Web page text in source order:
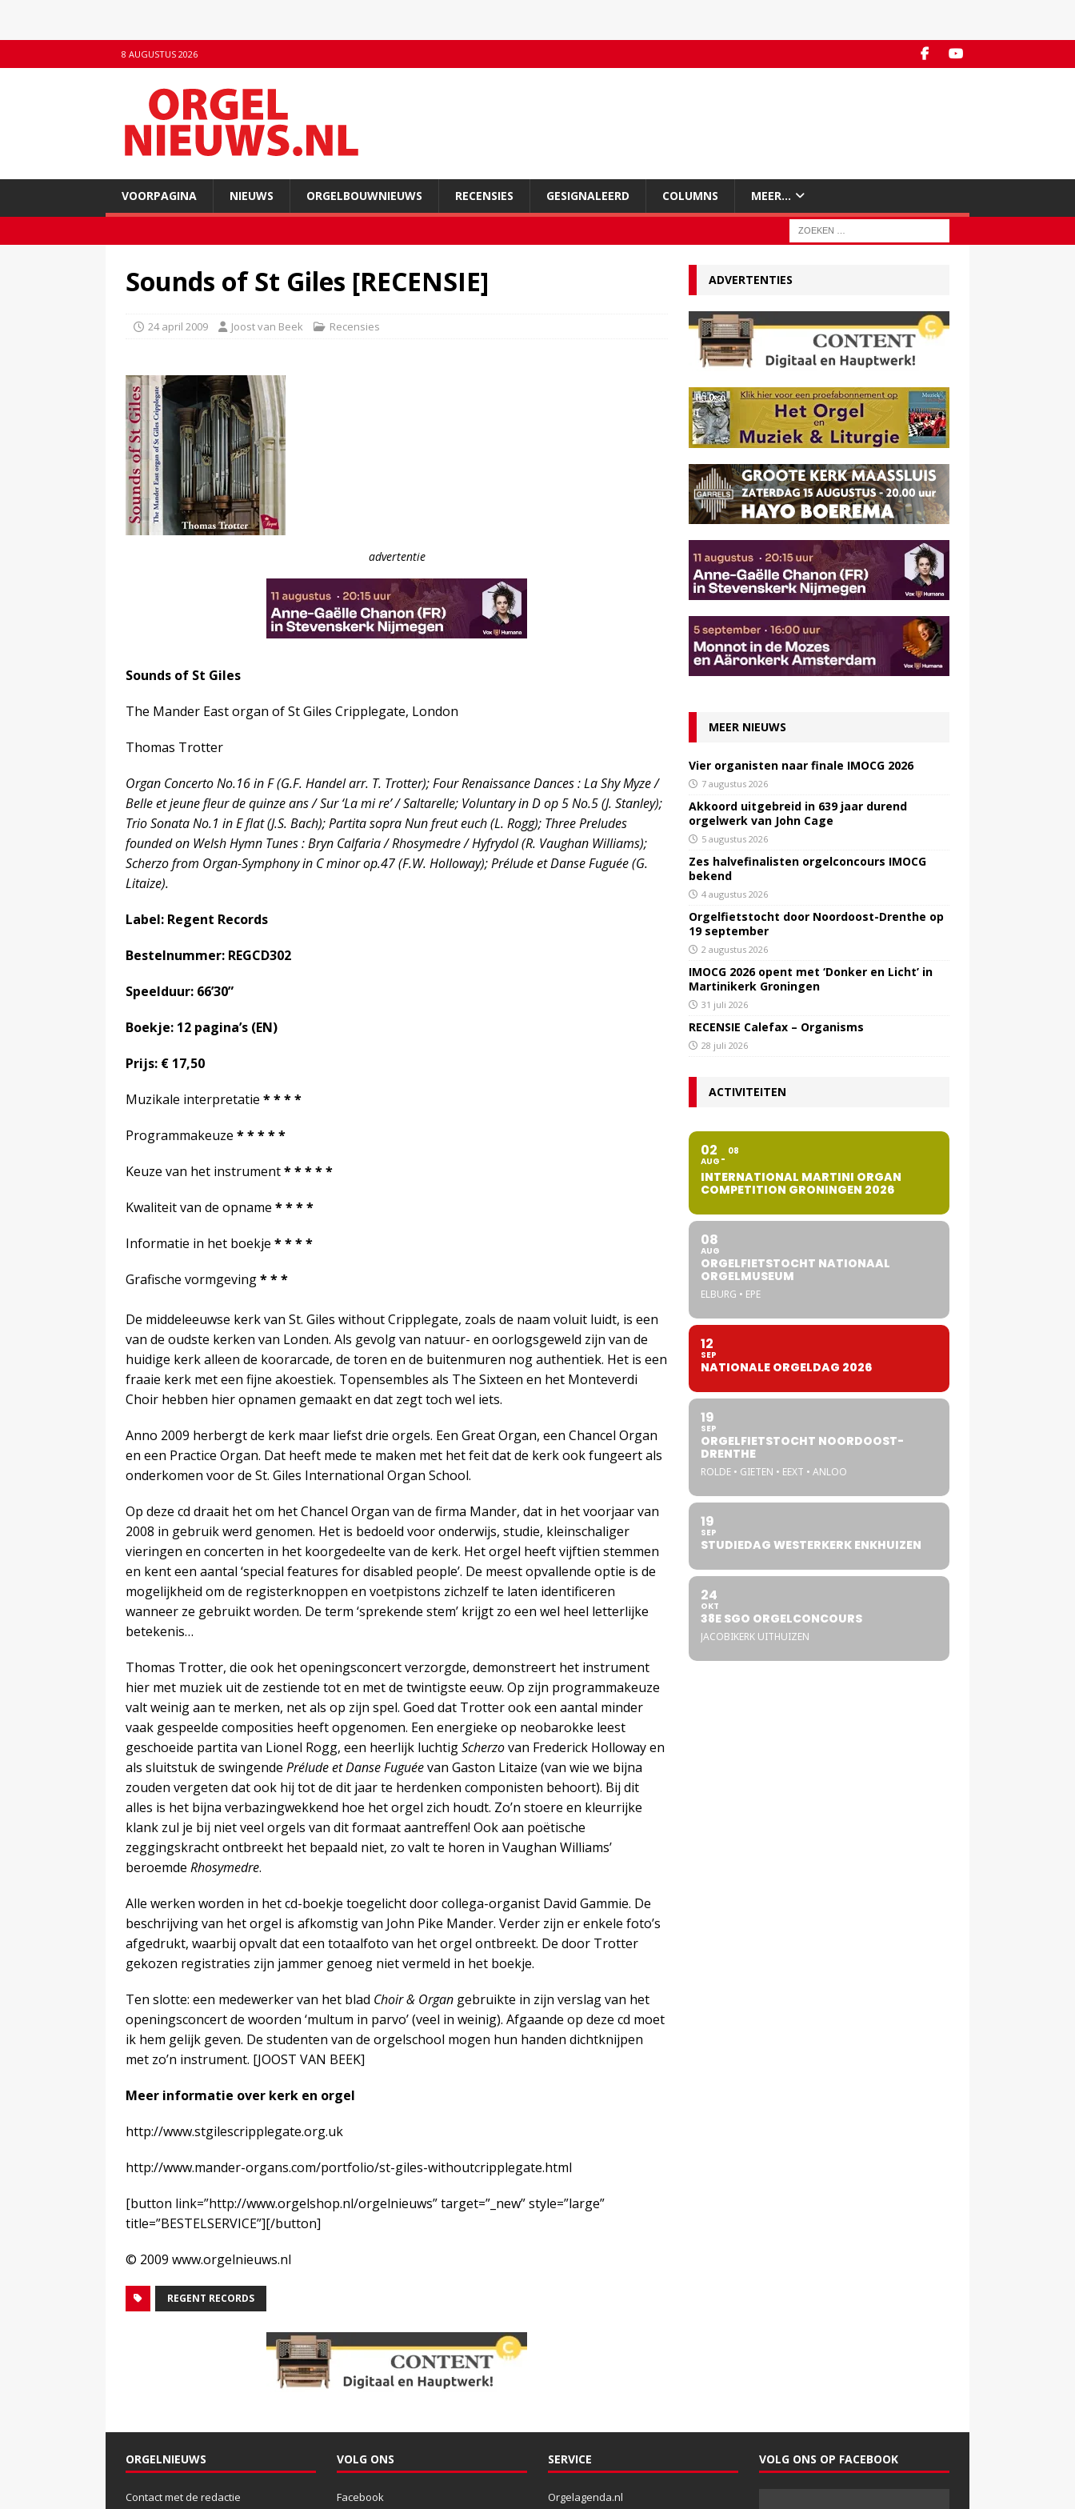
8 AUGUSTUS 2026
VOORPAGINA NIEUWS ORGELBOUWNIEUWS RECENSIES GESIGNALEERD COLUMNS MEER…
Sounds of St Giles [RECENSIE]
24 april 2009 Joost van Beek Recensies
advertentie
Sounds of St Giles
The Mander East organ of St Giles Cripplegate, London
Thomas Trotter
Organ Concerto No.16 in F (G.F. Handel arr. T. Trotter); Four Renaissance Dances : La Shy Myze /
Belle et jeune fleur de quinze ans / Sur ‘La mi re’ / Saltarelle; Voluntary in D op 5 No.5 (J. Stanley);
Trio Sonata No.1 in E flat (J.S. Bach); Partita sopra Nun freut euch (L. Rogg); Three Preludes
founded on Welsh Hymn Tunes : Bryn Calfaria / Rhosymedre / Hyfrydol (R. Vaughan Williams);
Scherzo from Organ-Symphony in C minor op.47 (F.W. Holloway); Prélude et Danse Fuguée (G.
Litaize).
Label: Regent Records
Bestelnummer: REGCD302
Speelduur: 66’30”
Boekje: 12 pagina’s (EN)
Prijs: € 17,50
Muzikale interpretatie * * * *
Programmakeuze * * * * *
Keuze van het instrument* * * * *
Kwaliteit van de opname * * * *
Informatie in het boekje * * * *
Grafische vormgeving* * *
De middeleeuwse kerk van St. Giles without Cripplegate, zoals de naam voluit luidt, is een
van de oudste kerken van Londen. Als gevolg van natuur- en oorlogsgeweld zijn van de
huidige kerk alleen de koorarcade, de toren en de buitenmuren nog authentiek. Het is een
fraaie kerk met een fijne akoestiek. Topensembles als The Sixteen en het Monteverdi
Choir hebben hier opnamen gemaakt en dat zegt toch wel iets.
Anno 2009 herbergt de kerk maar liefst drie orgels. Een Great Organ, een Chancel Organ
en een Practice Organ. Dat heeft mede te maken met het feit dat de kerk ook fungeert als
onderkomen voor de St. Giles International Organ School.
Op deze cd draait het om het Chancel Organ van de firma Mander, dat in het voorjaar van
2008 in gebruik werd genomen. Het is bedoeld voor onderwijs, studie, kleinschaliger
vieringen en concerten in het koorgedeelte van de kerk. Het orgel heeft vijftien stemmen
en kent een aantal ‘special features for disabled people’. De meest opvallende optie is de
mogelijkheid om de registerknoppen en voetpistons zichzelf te laten identificeren
wanneer ze gebruikt worden. De term ‘sprekende stem’ krijgt zo een wel heel letterlijke
betekenis…
Thomas Trotter, die ook het openingsconcert verzorgde, demonstreert het instrument
hier met muziek uit de zestiende tot en met de twintigste eeuw. Op zijn programmakeuze
valt weinig aan te merken, net als op zijn spel. Goed dat Trotter ook een aantal minder
vaak gespeelde composities heeft opgenomen. Een energieke op neobarokke leest
geschoeide partita van Lionel Rogg, een heerlijk luchtigScherzovan Frederick Holloway en
als sluitstuk de swingende Prélude et Danse Fuguéevan Gaston Litaize (van wie we bijna
zouden vergeten dat ook hij tot de dit jaar te herdenken componisten behoort). Bij dit
alles is het bijna verbazingwekkend hoe het orgel zich houdt. Zo’n stoere en kleurrijke
klank zul je bij niet veel orgels van dit formaat aantreffen! Ook aan poëtische
zeggingskracht ontbreekt het bepaald niet, zo valt te horen in Vaughan Williams’
beroemde Rhosymedre.
Alle werken worden in het cd-boekje toegelicht door collega-organist David Gammie. De
beschrijving van het orgel is afkomstig van John Pike Mander. Verder zijn er enkele foto’s
afgedrukt, waarbij opvalt dat een totaalfoto van het orgel ontbreekt. De door Trotter
gekozen registraties zijn jammer genoeg niet vermeld in het boekje.
Ten slotte: een medewerker van het blad Choir & Organ gebruikte in zijn verslag van het
openingsconcert de woorden ‘multum in parvo’ (veel in weinig). Afgaande op deze cd moet
ik hem gelijk geven. De studenten van de orgelschool mogen hun handen dichtknijpen
met zo’n instrument. [JOOST VAN BEEK]
Meer informatie over kerk en orgel
http://www.stgilescripplegate.org.uk
http://www.mander-organs.com/portfolio/st-giles-withoutcripplegate.html
[button link=”http://www.orgelshop.nl/orgelnieuws” target=”_new” style=”large”
title=”BESTELSERVICE”][/button]
© 2009 www.orgelnieuws.nl
REGENT RECORDS
ADVERTENTIES
MEER NIEUWS
Vier organisten naar finale IMOCG 2026
7 augustus 2026
Akkoord uitgebreid in 639 jaar durend
orgelwerk van John Cage
5 augustus 2026
Zes halvefinalisten orgelconcours IMOCG
bekend
4 augustus 2026
Orgelfietstocht door Noordoost-Drenthe op
19 september
2 augustus 2026
IMOCG 2026 opent met ‘Donker en Licht’ in
Martinikerk Groningen
31 juli 2026
RECENSIE Calefax – Organisms
28 juli 2026
ACTIVITEITEN
02
AUG
08
INTERNATIONAL MARTINI ORGAN
COMPETITION GRONINGEN 2026
08
AUG
ORGELFIETSTOCHT NATIONAAL
ORGELMUSEUM
ELBURG • EPE
12
SEP
NATIONALE ORGELDAG 2026
19
SEP
ORGELFIETSTOCHT NOORDOOST-
DRENTHE
ROLDE • GIETEN • EEXT • ANLOO
19
SEP
STUDIEDAG WESTERKERK ENKHUIZEN
24
OKT
38E SGO ORGELCONCOURS
JACOBIKERK UITHUIZEN
ORGELNIEUWS
Contact met de redactie
VOLG ONS
Facebook
SERVICE
Orgelagenda.nl
VOLG ONS OP FACEBOOK